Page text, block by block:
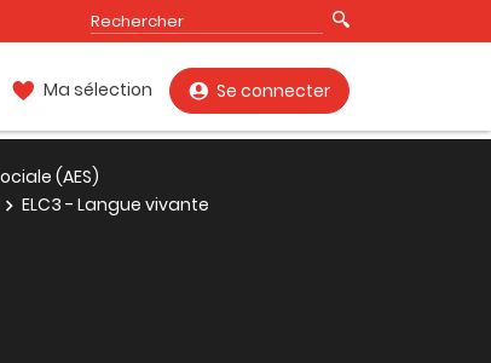
Ma sélection Se connecter
(AES)
ELC3 - Langue vivante